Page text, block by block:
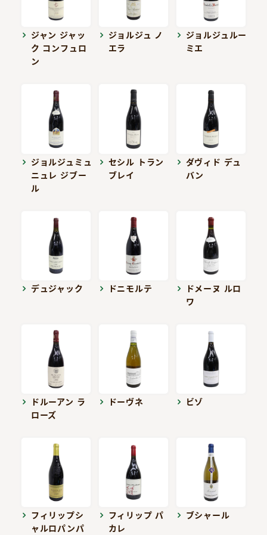
ジャン ジャッ
ク コンフュロ
ン
ジョルジュ ノ
エラ
ジョルジュルー
ミエ
ジョルジュミュ
ニュレ ジブー
ル
セシル トラン
ブレイ
ダヴィド デュ
バン
デュジャック ドニモルテ
ドメーヌ ルロ
ワ
ドルーアン ラ
ローズ
ドーヴネ ビゾ
フィリップシ
ャルロパンパ
フィリップ パ
カレ
ブシャール